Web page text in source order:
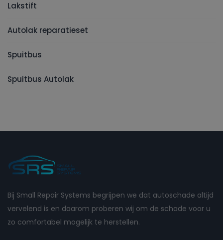
Lakstift
Autolak reparatieset
Spuitbus
Spuitbus Autolak
Bij Small Repair Systems begrijpen we dat autoschade altijd
vervelend is en daarom proberen wij om de schade voor u
zo comfortabel mogelijk te herstellen.